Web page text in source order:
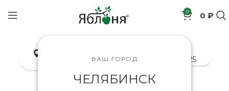
0
позиций0 ₽
ВАШ ГОРОД
ЧЕЛЯБИНСК
8-800-200-70-25